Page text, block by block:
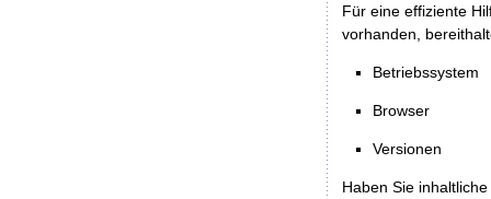
Für eine effiziente
vorhanden,
Betriebssystem
Browser
Versionen
Haben Sie